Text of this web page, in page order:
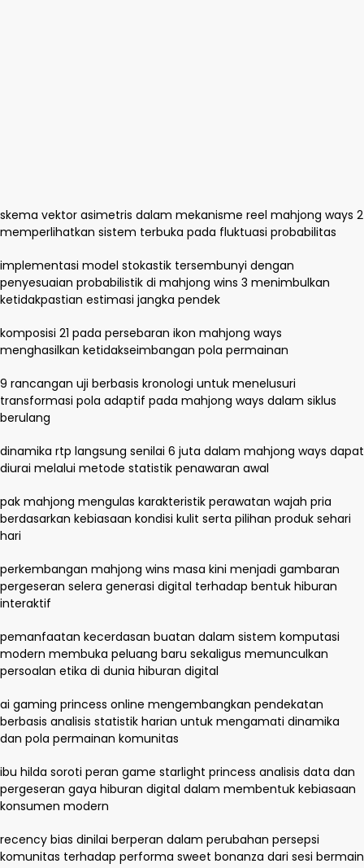
skema vektor asimetris dalam mekanisme reel mahjong ways 2
memperlihatkan sistem terbuka pada fluktuasi probabilitas
implementasi model stokastik tersembunyi dengan
penyesuaian probabilistik di mahjong wins 3 menimbulkan
ketidakpastian estimasi jangka pendek
komposisi 21 pada persebaran ikon mahjong ways
menghasilkan ketidakseimbangan pola permainan
9 rancangan uji berbasis kronologi untuk menelusuri
transformasi pola adaptif pada mahjong ways dalam siklus
berulang
dinamika rtp langsung senilai 6 juta dalam mahjong ways dapat
diurai melalui metode statistik penawaran awal
pak mahjong mengulas karakteristik perawatan wajah pria
berdasarkan kebiasaan kondisi kulit serta pilihan produk sehari
hari
perkembangan mahjong wins masa kini menjadi gambaran
pergeseran selera generasi digital terhadap bentuk hiburan
interaktif
pemanfaatan kecerdasan buatan dalam sistem komputasi
modern membuka peluang baru sekaligus memunculkan
persoalan etika di dunia hiburan digital
ai gaming princess online mengembangkan pendekatan
berbasis analisis statistik harian untuk mengamati dinamika
dan pola permainan komunitas
ibu hilda soroti peran game starlight princess analisis data dan
pergeseran gaya hiburan digital dalam membentuk kebiasaan
konsumen modern
recency bias dinilai berperan dalam perubahan persepsi
komunitas terhadap performa sweet bonanza dari sesi bermain